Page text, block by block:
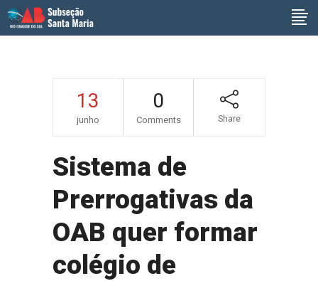
13
junho
0
Comments Share
Sistema de
Prerrogativas da
OAB quer formar
colégio de